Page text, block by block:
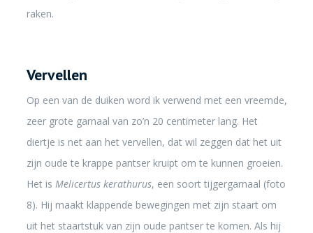
raken.
Vervellen
Op een van de duiken word ik verwend met een vreemde,
zeer grote garnaal van zo’n 20 centimeter lang. Het
diertje is net aan het vervellen, dat wil zeggen dat het uit
zijn oude te krappe pantser kruipt om te kunnen groeien.
Het is Melicertus kerathurus, een soort tijgergarnaal (foto
8). Hij maakt klappende bewegingen met zijn staart om
uit het staartstuk van zijn oude pantser te komen. Als hij